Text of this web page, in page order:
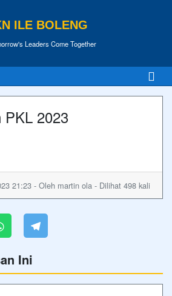
ILE BOLENG
Leaders Come Together
PKL 2023
21:23 - Oleh martin ola - Dilihat 498 kali
Ini